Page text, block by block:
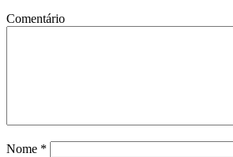
Comentário
Nome *